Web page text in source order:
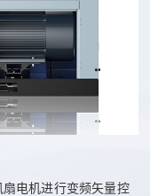
电机进行变频矢量控